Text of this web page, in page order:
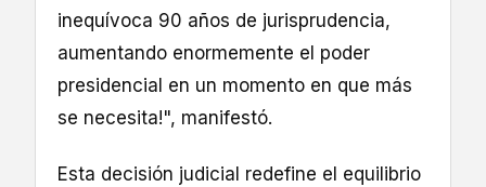
inequívoca 90 años de jurisprudencia,
aumentando enormemente el poder
presidencial en un momento en que más
se necesita!", manifestó.
Esta decisión judicial redefine el equilibrio